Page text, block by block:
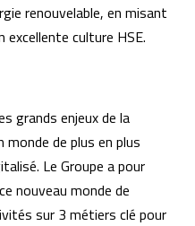
renouvelable, en misant
excellente culture HSE.
grands enjeux de la
de plus en plus
Le Groupe a pour
nouveau monde de
sur 3 métiers clé pour